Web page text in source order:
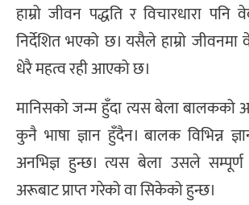
हाम्रो जीवन पद्धति र विचारधारा पनि
निर्देशित भएको छ। यसैले हाम्रो जीवनमा
धेरै महत्व रही आएको छ।
मानिसको जन्म हुँदा त्यस बेला बालकको
कुनै भाषा ज्ञान हुँदैन। बालक विभिन्न
अनभिज्ञ हुन्छ। त्यस बेला उसले सम्पूर्ण
अरूबाट प्राप्त गरेको वा सिकेको हुन्छ।